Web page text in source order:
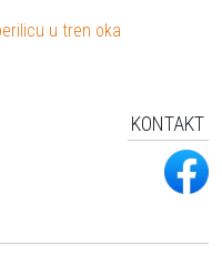
u tren oka
KONTAKT